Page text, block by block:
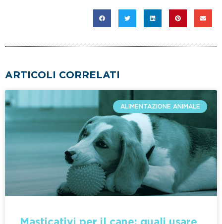
ARTICOLI CORRELATI
ALIMENTAZIONE ANIMALE